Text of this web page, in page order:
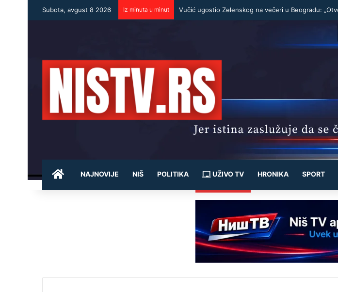
Subota, avgust 8 2026 Iz minuta u minut
POČETNA
NAJNOVIJE NIŠ POLITIKA UŽIVO TV HRONIKA SPORT